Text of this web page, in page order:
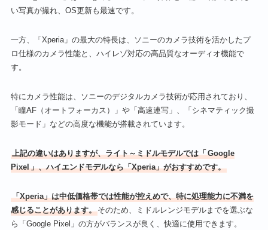
い写真が撮れ、OS更新も最速です。
一方、「Xperia」の最大の特長は、ソニーのカメラ技術を活かしたプ
ロ仕様のカメラ性能と、ハイレゾ対応の高品質なオーディオ機能で
す。
特にカメラ性能は、ソニーのデジタルカメラ技術が応用されており、
「瞳AF（オートフォーカス）」や「高速連写」、「シネマティック撮
影モード」などの高度な機能が搭載されています。
上記の違いはありますが、ライト～ミドルモデルでは「Google
Pixel」、ハイエンドモデルなら「Xperia」がおすすめです。
「Xperia」は中低価格帯では性能が控えめで、特に処理能力に不満を
感じることがあります。そのため、ミドルレンジモデルまでを選ぶな
ら「Google Pixel」の方がバランスが良く、快適に使用できます。